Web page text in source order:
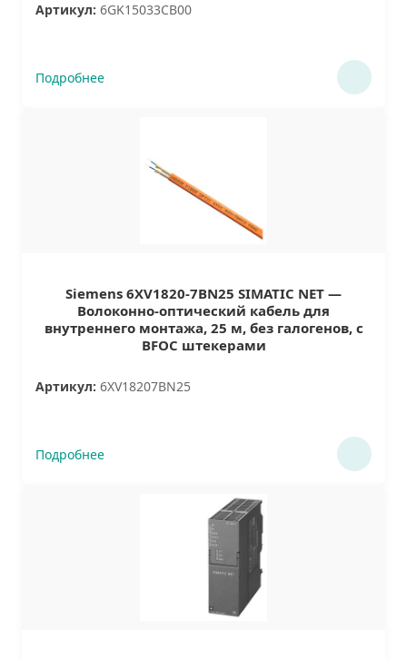
Артикул: 6GK15033CB00
Подробнее
Siemens 6XV1820-7BN25 SIMATIC NET —
Волоконно-оптический кабель для
внутреннего монтажа, 25 м, без галогенов, с
BFOC штекерами
Артикул: 6XV18207BN25
Подробнее